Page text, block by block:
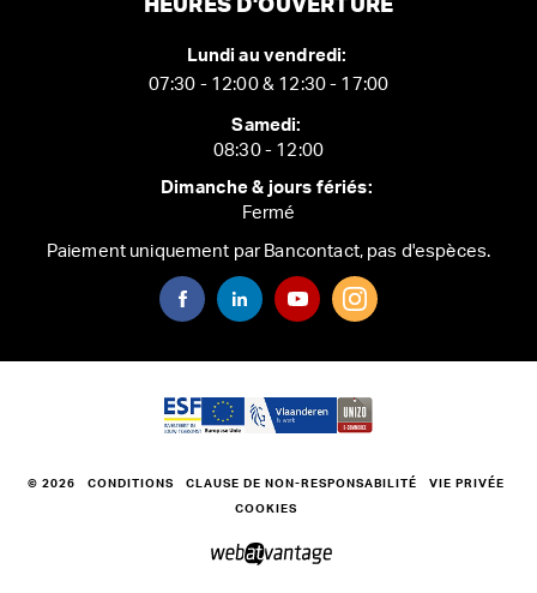
HEURES D'OUVERTURE
Lundi au vendredi:
07:30 - 12:00 & 12:30 - 17:00
Samedi:
08:30 - 12:00
Dimanche & jours fériés:
Fermé
Paiement uniquement par Bancontact, pas d'espèces.
© 2026 CONDITIONS CLAUSE DE NON-RESPONSABILITÉ VIE PRIVÉE
COOKIES